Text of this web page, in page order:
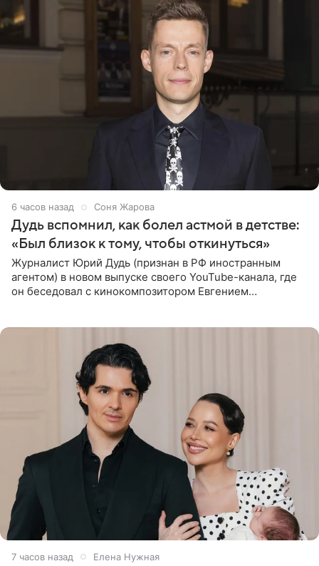
6 часов назад Соня Жарова
Дудь вспомнил, как болел астмой в детстве:
«Был близок к тому, чтобы откинуться»
Журналист Юрий Дудь (признан в РФ иностранным
агентом) в новом выпуске своего YouTube-канала, где
он беседовал с кинокомпозитором Евгением
7 часов назад Елена Нужная